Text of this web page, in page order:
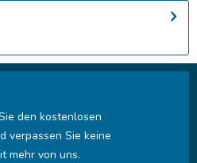
den kostenlosen
verpassen Sie keine
mehr von uns.